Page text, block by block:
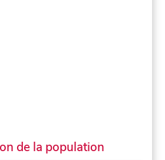
de la population